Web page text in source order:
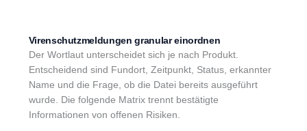
Virenschutzmeldungen granular einordnen
Der Wortlaut unterscheidet sich je nach Produkt.
Entscheidend sind Fundort, Zeitpunkt, Status, erkannter
Name und die Frage, ob die Datei bereits ausgeführt
wurde. Die folgende Matrix trennt bestätigte
Informationen von offenen Risiken.